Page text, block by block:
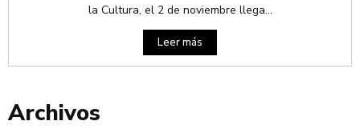
la Cultura, el 2 de noviembre llega...
Leer más
Archivos